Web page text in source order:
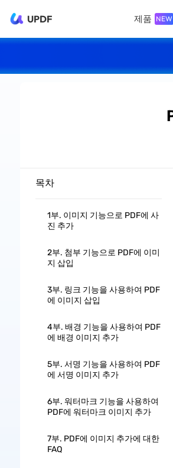
UPDF 제품 NEW
목차
1부. 이미지 기능으로 PDF에 사
진 추가
2부. 첨부 기능으로 PDF에 이미
지 삽입
3부. 링크 기능을 사용하여 PDF
에 이미지 삽입
4부. 배경 기능을 사용하여 PDF
에 배경 이미지 추가
5부. 서명 기능을 사용하여 PDF
에 서명 이미지 추가
6부. 워터마크 기능을 사용하여
PDF에 워터마크 이미지 추가
7부. PDF에 이미지 추가에 대한
FAQ